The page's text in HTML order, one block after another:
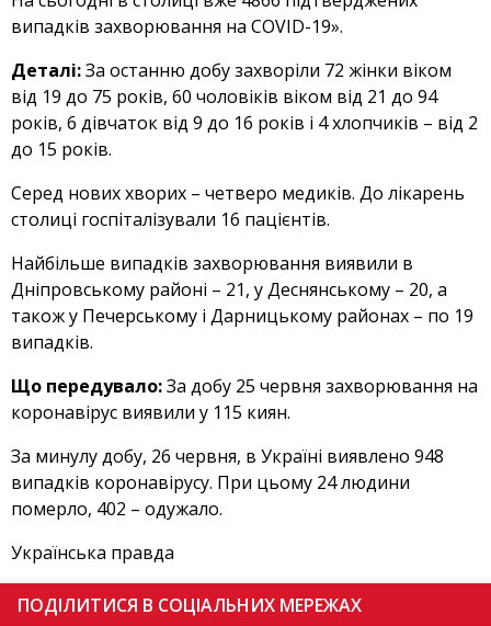
випадків захворювання на COVID-19».
Деталі:За останню добу захворіли 72 жінки віком
від 19 до 75 рокiв, 60 чоловіків віком від 21 до 94
рокiв, 6 дівчаток від 9 до 16 років і 4 хлопчиків – від 2
до 15 років.
Серед нових хворих – четверо медиків. До лікарень
столиці госпіталізували 16 пацієнтів.
Найбільше випадків захворювання виявили в
Дніпровському районі – 21, у Деснянському – 20, а
також у Печерському і Дарницькому районах – по 19
випадків.
Що передувало:За добу 25 червня захворювання на
коронавірус виявили у 115 киян.
За минулу добу, 26 червня, в Україні виявлено 948
випадків коронавірусу. При цьому 24 людини
померло, 402 – одужало.
Українська правда
ПОДІЛИТИСЯ В СОЦІАЛЬНИХ МЕРЕЖАХ